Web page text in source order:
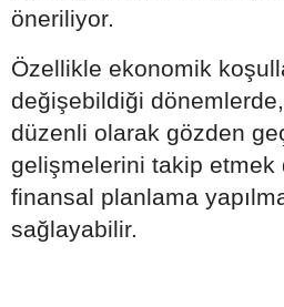
öneriliyor.
Özellikle ekonomik
değişebildiği
düzenli olarak gözden
gelişmelerini takip etmek
finansal planlama
sağlayabilir.